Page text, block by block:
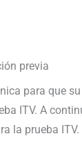
previa
para que
ITV. A
la prueba ITV.